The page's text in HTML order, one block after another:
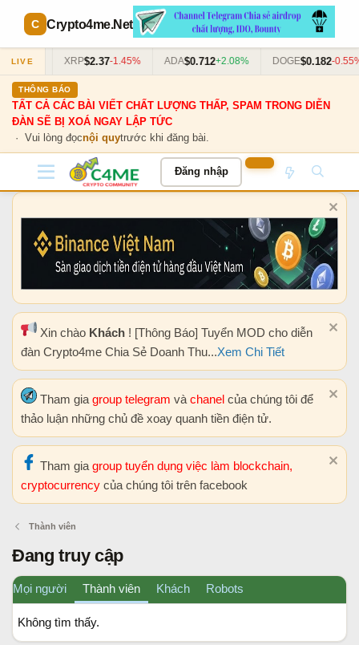
Crypto4me.Net
LIVE
+0.63% XRP$2.37-1.45% ADA$0.712+2.08% DOGE$0.182-0.55%
THÔNG BÁO
TẤT CẢ CÁC BÀI VIẾT CHẤT LƯỢNG THẤP, SPAM TRONG DIỄN
ĐÀN SẼ BỊ XOÁ NGAY LẬP TỨC
· Vui lòng đọcnội quytrước khi đăng bài.
Đăng nhập
Xin chào Khách ! [Thông Báo] Tuyển MOD cho diễn
đàn Crypto4me Chia Sẻ Doanh Thu...Xem Chi Tiết
Tham gia group telegram và chanel của chúng tôi để
thảo luận những chủ đề xoay quanh tiền điện tử.
Tham gia group tuyển dụng việc làm blockchain,
cryptocurrency của chúng tôi trên facebook
Thành viên
Đang truy cập
Mọi người Thành viên Khách Robots
Không tìm thấy.